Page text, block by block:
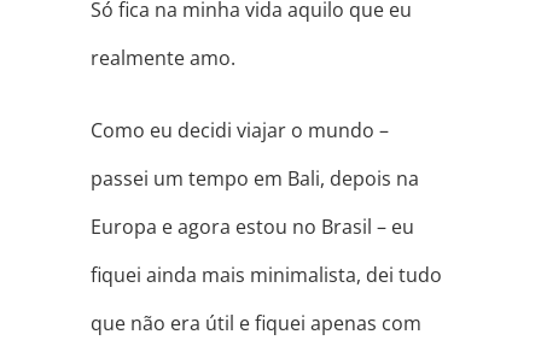
Só fica na minha vida aquilo que eu
realmente amo.
Como eu decidi viajar o mundo –
passei um tempo em Bali, depois na
Europa e agora estou no Brasil – eu
fiquei ainda mais minimalista, dei tudo
que não era útil e fiquei apenas com